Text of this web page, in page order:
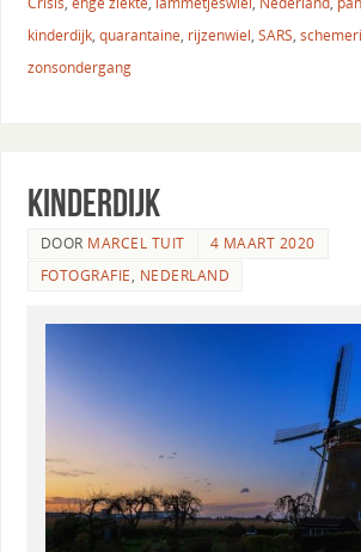
kinderdijk, quarantaine, rijzenwiel, SARS,
zonsondergang
Kinderdijk
DOOR MARCEL TUIT
4 MAART 2020
FOTOGRAFIE, NEDERLAND